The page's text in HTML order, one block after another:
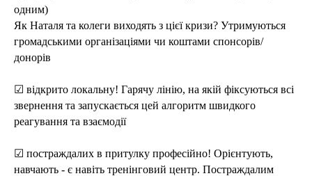
одним)
Як Наталя та колеги виходять з цієї кризи? Утримуються
громадськими організаціями чи коштами спонсорів/
донорів
☑ відкрито локальну! Гарячу лінію, на якій фіксуються всі
звернення та запускається цей алгоритм швидкого
реагування та взаємодії
☑ постраждалих в притулку професійно! Орієнтують,
навчають - є навіть тренінговий центр. Постраждалим